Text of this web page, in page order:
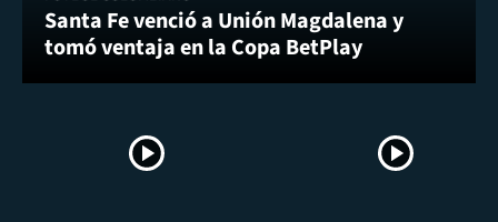
Santa Fe venció a Unión Magdalena y
tomó ventaja en la Copa BetPlay